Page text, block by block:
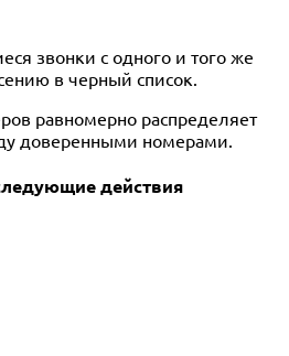
звонки с одного и того же
в черный список.
равномерно распределяет
доверенными номерами.
действия